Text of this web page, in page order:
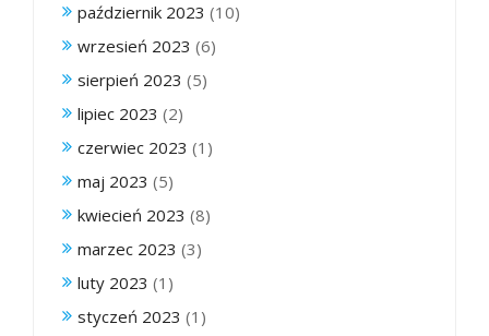
październik 2023 (10)
wrzesień 2023 (6)
sierpień 2023 (5)
lipiec 2023 (2)
czerwiec 2023 (1)
maj 2023 (5)
kwiecień 2023 (8)
marzec 2023 (3)
luty 2023 (1)
styczeń 2023 (1)